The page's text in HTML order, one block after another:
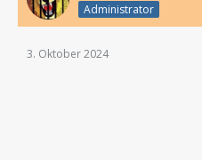
Administrator
3. Oktober 2024